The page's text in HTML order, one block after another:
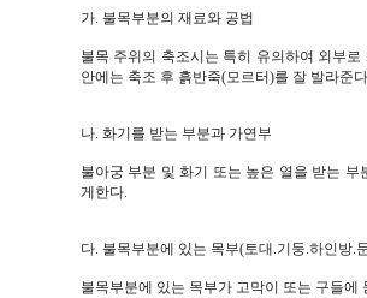
가. 불목부분의 재료와 공법
불목 주위의 축조시는 특히 유의하여 외부
안에는 축조 후 흙반죽(모르터)를 잘 발라준
나. 화기를 받는 부분과 가연부
불아궁 부분 및 화기 또는 높은 열을 받는 부
게한다.
다. 불목부분에 있는 목부(토대.기둥.하인방.
불목부분에 있는 목부가 고막이 또는 구들